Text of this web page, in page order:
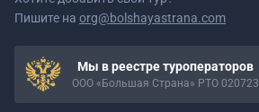
Пишите на org@bolshayastrana.com
Мы в реестре туроператоров
ООО «Большая Страна» РТО 020723